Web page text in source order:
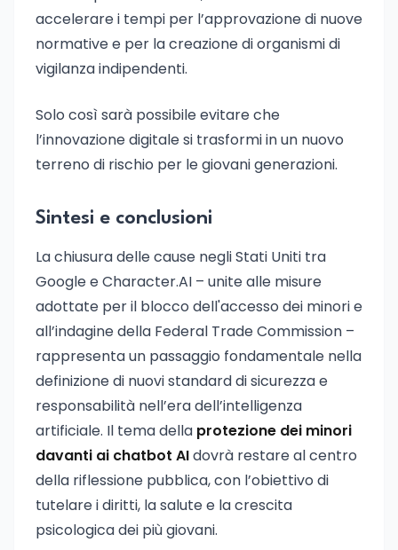
accelerare i tempi per l’approvazione di nuove
normative e per la creazione di organismi di
vigilanza indipendenti.
Solo così sarà possibile evitare che
l’innovazione digitale si trasformi in un nuovo
terreno di rischio per le giovani generazioni.
Sintesi e conclusioni
La chiusura delle cause negli Stati Uniti tra
Google e Character.AI – unite alle misure
adottate per il blocco dell'accesso dei minori e
all’indagine della Federal Trade Commission –
rappresenta un passaggio fondamentale nella
definizione di nuovi standard di sicurezza e
responsabilità nell’era dell’intelligenza
artificiale. Il tema della protezione dei minori
davanti ai chatbot AIdovrà restare al centro
della riflessione pubblica, con l’obiettivo di
tutelare i diritti, la salute e la crescita
psicologica dei più giovani.